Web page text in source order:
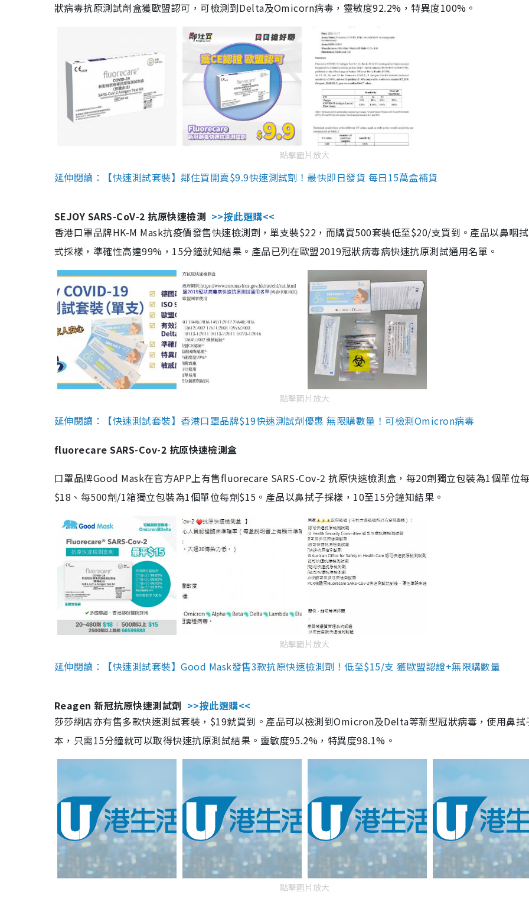
狀病毒抗原測試劑盒獲歐盟認可，可檢測到Delta及Omicorn病毒，靈敏度92.2%，特異度100%。
點擊圖片放大
延伸閱讀：【快速測試套裝】鄰住買開賣$9.9快速測試劑！最快即日發貨 每日15萬盒補貨
SEJOY SARS-CoV-2 抗原快速檢測 >>按此選購<<
香港口罩品牌HK-M Mask抗疫價發售快速檢測劑，單支裝$22，而購買500套裝低至$20/支買到。產品以鼻咽
式採樣，準確性高達99%，15分鐘就知結果。產品已列在歐盟2019冠狀病毒病快速抗原測試通用名單。
點擊圖片放大
延伸閱讀：【快速測試套裝】香港口罩品牌$19快速測試劑優惠 無限購數量！可檢測Omicron病毒
fluorecare SARS-Cov-2 抗原快速檢測盒
口罩品牌Good Mask在官方APP上有售fluorecare SARS-Cov-2 抗原快速檢測盒，每20劑獨立包裝為1個單位
$18、每500劑/1箱獨立包裝為1個單位每劑$15。產品以鼻拭子採樣，10至15分鐘知結果。
點擊圖片放大
延伸閱讀：【快速測試套裝】Good Mask發售3款抗原快速檢測劑！低至$15/支 獲歐盟認證+無限購數量
Reagen 新冠抗原快速測試劑 >>按此選購<<
莎莎網店亦有售多款快速測試套裝，$19就買到。產品可以檢測到Omicron及Delta等新型冠狀病毒，使用鼻拭
本，只需15分鐘就可以取得快速抗原測試結果。靈敏度95.2%，特異度98.1%。
點擊圖片放大